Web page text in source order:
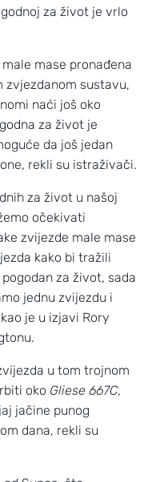
za život je vrlo
mase pronađena
zvjezdanom sustavu,
naći još oko
za život je
da još jedan
rekli su istraživači.
za život u našoj
očekivati
zvijezde male mase
kako bi tražili
za život, sada
jednu zvijezdu i
je u izjavi Rory
u tom trojnom
oko Gliese 667C,
jačine punog
dana, rekli su